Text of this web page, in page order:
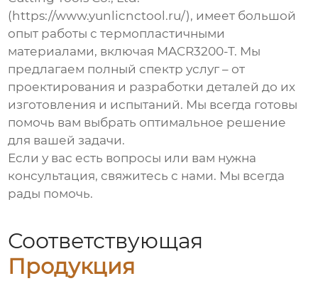
(https://www.yunlicnctool.ru/), имеет большой
опыт работы с термопластичными
материалами, включая MACR3200-T. Мы
предлагаем полный спектр услуг – от
проектирования и разработки деталей до их
изготовления и испытаний. Мы всегда готовы
помочь вам выбрать оптимальное решение
для вашей задачи.
Если у вас есть вопросы или вам нужна
консультация, свяжитесь с нами. Мы всегда
рады помочь.
Соответствующая
Продукция